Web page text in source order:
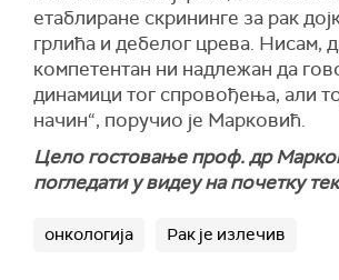
етаблиране скрининге за рак
грлића и дебелог црева. Нисам,
компетентан ни надлежан да
динамици тог спровођења, али то
начин“, поручио је Марковић.
Цело гостовање проф. др
погледати у видеу на почетку
онкологија Рак је излечив